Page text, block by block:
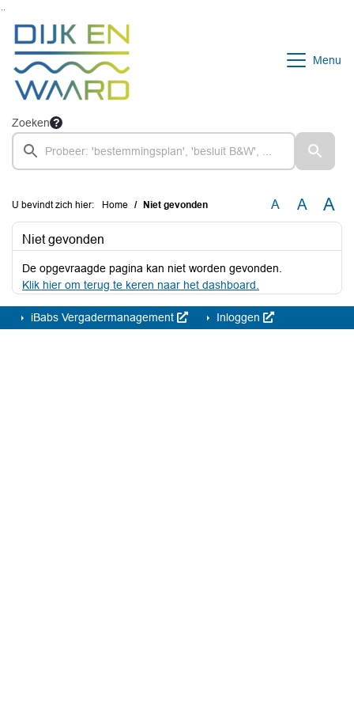
Menu
Zoeken
U bevindt zich hier: Home Niet gevonden A A A
Niet gevonden
De opgevraagde pagina kan niet worden gevonden.
Klik hier om terug te keren naar het dashboard.
iBabs Vergadermanagement Inloggen